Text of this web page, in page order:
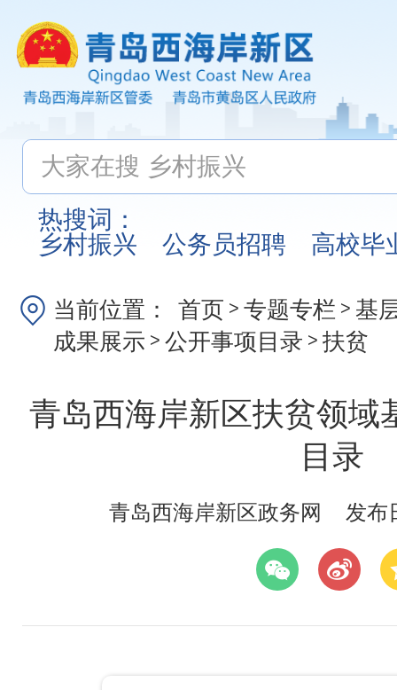
热搜词：
乡村振兴
公务员招聘 高校毕
当前位置： 首页 > 专题专栏 > 基
成果展示 > 公开事项目录 > 扶贫
青岛西海岸新区扶贫领域
目录
青岛西海岸新区政务网 发布